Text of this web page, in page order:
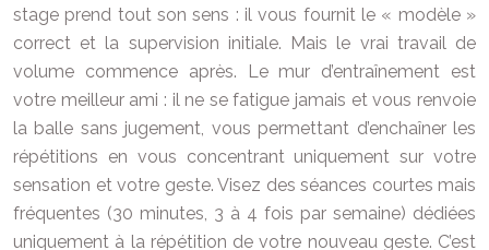
stage prend tout son sens : il vous fournit le « modèle »
correct et la supervision initiale. Mais le vrai travail de
volume commence après. Le mur d’entraînement est
votre meilleur ami : il ne se fatigue jamais et vous renvoie
la balle sans jugement, vous permettant d’enchaîner les
répétitions en vous concentrant uniquement sur votre
sensation et votre geste. Visez des séances courtes mais
fréquentes (30 minutes, 3 à 4 fois par semaine) dédiées
uniquement à la répétition de votre nouveau geste. C’est